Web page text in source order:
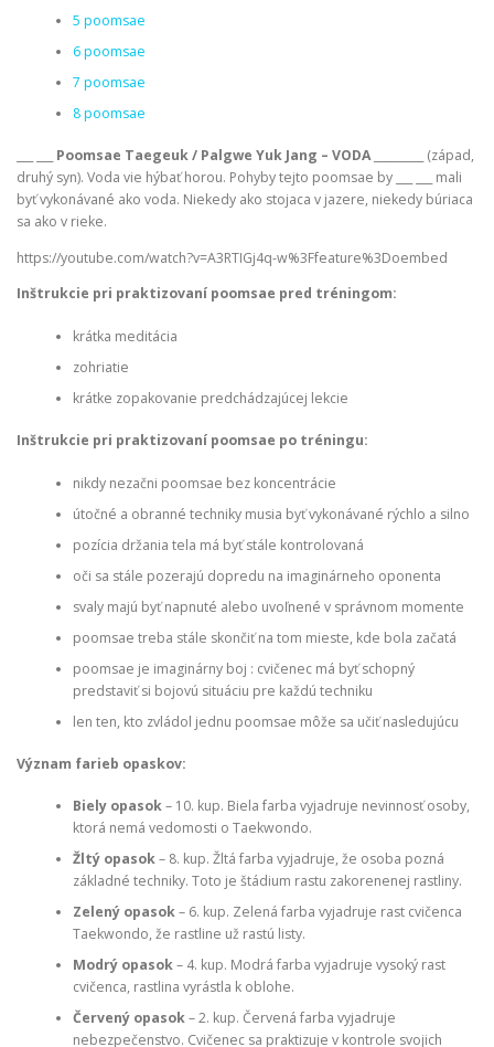
5 poomsae
6 poomsae
7 poomsae
8 poomsae
Poomsae Taegeuk / Palgwe Yuk Jang – VODA_________ (západ,
druhý syn). Voda vie hýbať horou. Pohyby tejto poomsae by ___ ___ mali
byť vykonávané ako voda. Niekedy ako stojaca v jazere, niekedy búriaca
sa ako v rieke.
https://youtube.com/watch?v=A3RTIGj4q-w%3Ffeature%3Doembed
Inštrukcie pri praktizovaní poomsae pred tréningom:
krátka meditácia
zohriatie
krátke zopakovanie predchádzajúcej lekcie
Inštrukcie pri praktizovaní poomsae po tréningu:
nikdy nezačni poomsae bez koncentrácie
útočné a obranné techniky musia byť vykonávané rýchlo a silno
pozícia držania tela má byť stále kontrolovaná
oči sa stále pozerajú dopredu na imaginárneho oponenta
svaly majú byť napnuté alebo uvoľnené v správnom momente
poomsae treba stále skončiť na tom mieste, kde bola začatá
poomsae je imaginárny boj : cvičenec má byť schopný
predstaviť si bojovú situáciu pre každú techniku
len ten, kto zvládol jednu poomsae môže sa učiť nasledujúcu
Význam farieb opaskov:
Biely opasok– 10. kup. Biela farba vyjadruje nevinnosť osoby,
ktorá nemá vedomosti o Taekwondo.
Žltý opasok– 8. kup. Žltá farba vyjadruje, že osoba pozná
základné techniky. Toto je štádium rastu zakorenenej rastliny.
Zelený opasok– 6. kup. Zelená farba vyjadruje rast cvičenca
Taekwondo, že rastline už rastú listy.
Modrý opasok– 4. kup. Modrá farba vyjadruje vysoký rast
cvičenca, rastlina vyrástla k oblohe.
Červený opasok– 2. kup. Červená farba vyjadruje
nebezpečenstvo. Cvičenec sa praktizuje v kontrole svojich